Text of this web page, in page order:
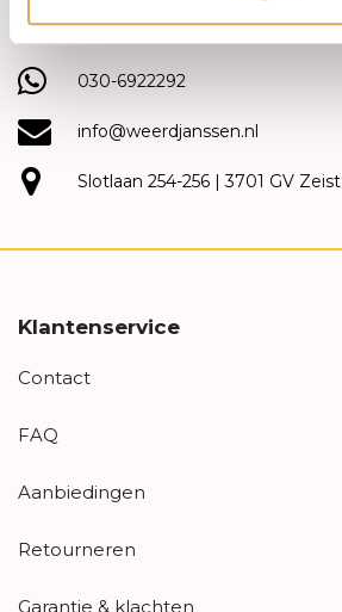
(030) 692 22 92
030-6922292
info@weerdjanssen.nl
Slotlaan 254-256 | 3701 GV Zeist
Klantenservice
Contact
FAQ
Aanbiedingen
Retourneren
Garantie & klachten